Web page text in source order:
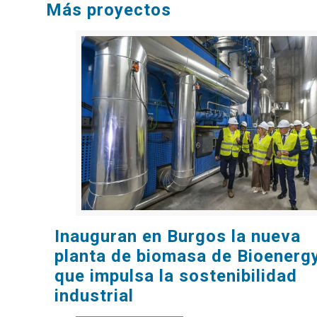
Más proyectos
Inauguran en Burgos la nueva planta de biomasa
de Bioenergy que impulsa la sostenibilidad
Inauguran en Burgos la nueva
planta de biomasa de
que impulsa la sostenibilidad
industrial